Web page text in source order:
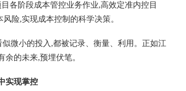
各阶段成本管控业务作业,高效定准内控目
险,实现成本控制的科学决策。
微小的投入,都被记录、衡量、利用。正如江
的未来,预埋伏笔。
实现掌控